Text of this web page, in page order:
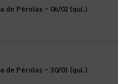
de Pérolas - 06/02 (qui.)
de Pérolas - 30/01 (qui.)